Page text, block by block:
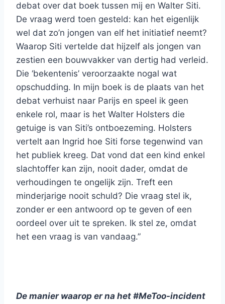
debat over dat boek tussen mij en Walter Siti.
De vraag werd toen gesteld: kan het eigenlijk
wel dat zo’n jongen van elf het initiatief neemt?
Waarop Siti vertelde dat hijzelf als jongen van
zestien een bouwvakker van dertig had verleid.
Die ‘bekentenis’ veroorzaakte nogal wat
opschudding. In mijn boek is de plaats van het
debat verhuist naar Parijs en speel ik geen
enkele rol, maar is het Walter Holsters die
getuige is van Siti’s ontboezeming. Holsters
vertelt aan Ingrid hoe Siti forse tegenwind van
het publiek kreeg. Dat vond dat een kind enkel
slachtoffer kan zijn, nooit dader, omdat de
verhoudingen te ongelijk zijn. Treft een
minderjarige nooit schuld? Die vraag stel ik,
zonder er een antwoord op te geven of een
oordeel over uit te spreken. Ik stel ze, omdat
het een vraag is van vandaag.”
De manier waarop er na het #MeToo-incident